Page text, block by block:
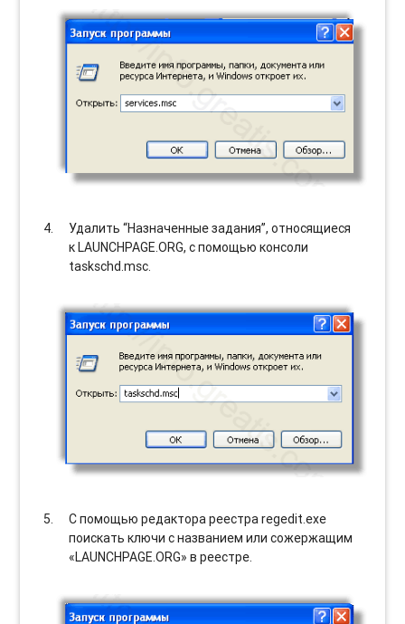
Удалить “Назначенные задания”, относящиеся
к LAUNCHPAGE.ORG, с помощью консоли
taskschd.msc.
С помощью редактора реестра regedit.exe
поискать ключи с названием или сожержащим
«LAUNCHPAGE.ORG» в реестре.